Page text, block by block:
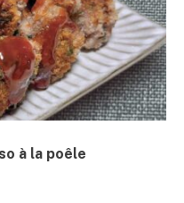
à la poêle